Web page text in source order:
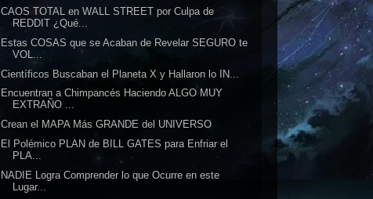
CAOS TOTAL en WALL STREET por Culpa de
REDDIT ¿Qué...
Estas COSAS que se Acaban de Revelar SEGURO te
VOL...
Científicos Buscaban el Planeta X y Hallaron lo IN...
Encuentran a Chimpancés Haciendo ALGO MUY
EXTRAÑO ...
Crean el MAPA Más GRANDE del UNIVERSO
El Polémico PLAN de BILL GATES para Enfriar el
PLA...
NADIE Logra Comprender lo que Ocurre en este
Lugar...